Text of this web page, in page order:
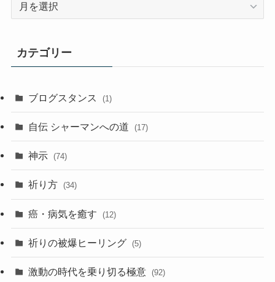
ア
カ
ブ
カテゴリー
ブログスタンス (1)
自伝 シャーマンへの道 (17)
神示 (74)
祈り方 (34)
癌・病気を癒す (12)
祈りの被爆ヒーリング (5)
激動の時代を乗り切る極意 (92)